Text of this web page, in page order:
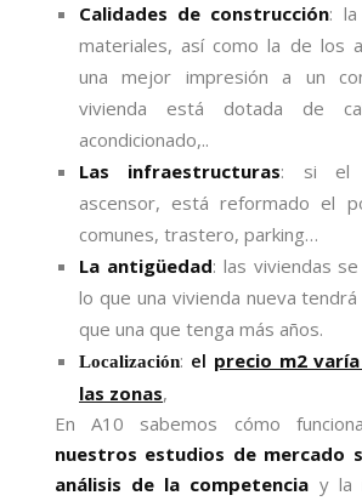
Calidades de construcción:
materiales, así como la de los
una mejor impresión a un
vivienda está dotada de
acondicionado,..
Las infraestructuras: si el
ascensor, está reformado el
comunes, trastero, parking…
La antigüedad: las viviendas
lo que una vivienda nueva
que una que tenga más años.
Localización: el precio m2
las zonas,
En A10 sabemos cómo
nuestros estudios de mercado
análisis de la competencia y la